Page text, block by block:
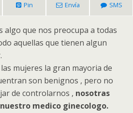
Pin Envía SMS
algo que nos preocupa a todas
aquellas que tienen algun
mujeres la gran mayoria de
son benignos , pero no
de controlarnos , nosotras
medico ginecologo.